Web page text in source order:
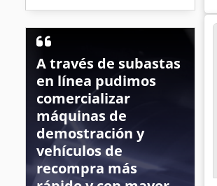
A través de subastas
en línea pudimos
comercializar
máquinas de
demostración y
vehículos de
recompra más